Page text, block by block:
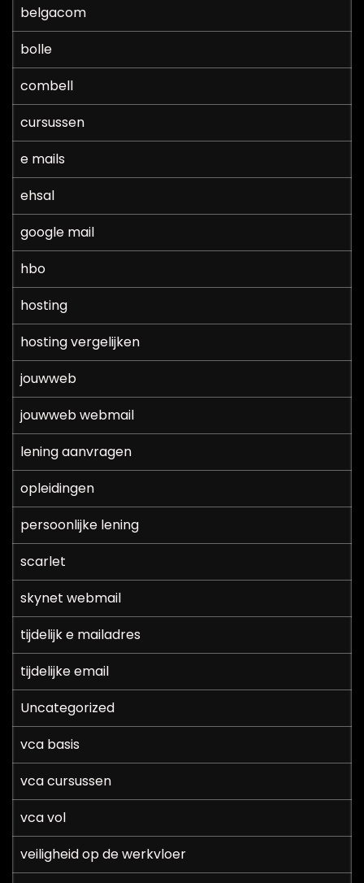
belgacom
bolle
combell
cursussen
e mails
ehsal
google mail
hbo
hosting
hosting vergelijken
jouwweb
jouwweb webmail
lening aanvragen
opleidingen
persoonlijke lening
scarlet
skynet webmail
tijdelijk e mailadres
tijdelijke email
Uncategorized
vca basis
vca cursussen
vca vol
veiligheid op de werkvloer